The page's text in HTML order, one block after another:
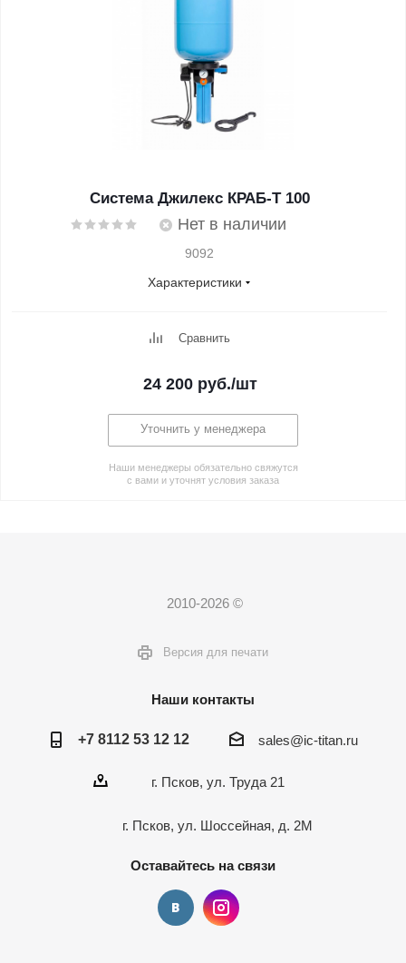
Система Джилекс КРАБ-Т 100
Нет в наличии
9092
Характеристики
Сравнить
24 200руб./шт
Уточнить у менеджера
Наши менеджеры обязательно свяжутся
с вами и уточнят условия заказа
2010-2026 ©
Версия для печати
Наши контакты
+7 8112 53 12 12 sales@ic-titan.ru
г. Псков, ул. Труда 21
г. Псков, ул. Шоссейная, д. 2М
Оставайтесь на связи